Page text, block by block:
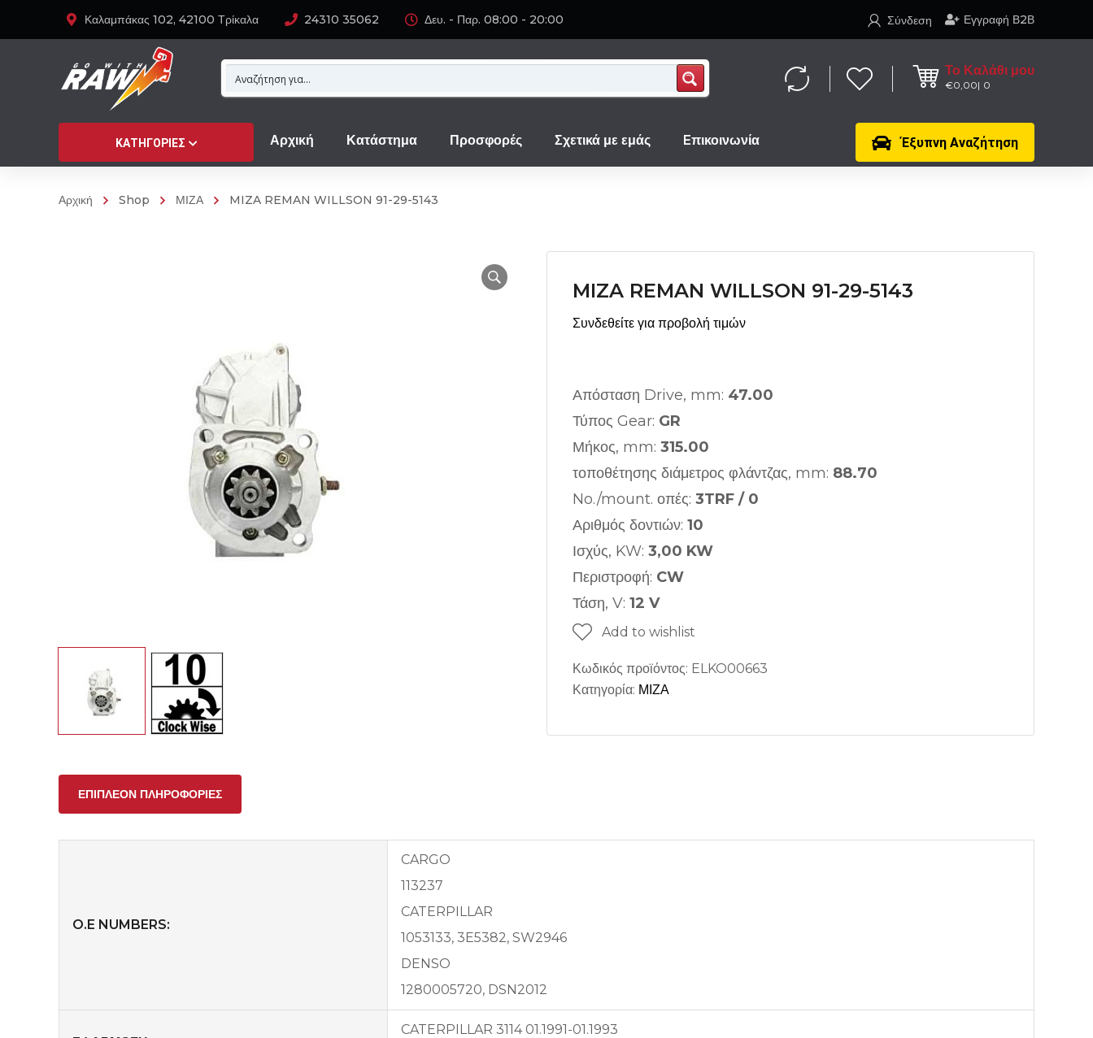
Καλαμπάκας 102, 42100 Τρίκαλα 24310 35062 Δευ. - Παρ. 08:00 - 20:00 Εγγραφή Β2Β
Σύνδεση
Το Καλάθι μου
€0,00 0
Έξυπνη Αναζήτηση
ΚΑΤΗΓΟΡΊΕΣ Αρχική Κατάστημα Προσφορές Σχετικά με εμάς Eπικοινωνία
Αρχική Shop ΜΙΖΑ MIZA REMAN WILLSON 91-29-5143
MIZA REMAN WILLSON 91-29-5143
Συνδεθείτε για προβολή τιμών
Απόσταση Drive, mm: 47.00
Τύπος Gear: GR
Μήκος, mm: 315.00
τοποθέτησης διάμετρος φλάντζας, mm: 88.70
No./mount. οπές: 3TRF / 0
Αριθμός δοντιών: 10
Ισχύς, KW: 3,00 KW
Περιστροφή: CW
Τάση, V: 12 V
Add to wishlist
Κωδικός προϊόντος: ELKO00663
Κατηγορία: ΜΙΖΑ
ΕΠΙΠΛΈΟΝ ΠΛΗΡΟΦΟΡΊΕΣ
O.E NUMBERS:
CARGO
113237
CATERPILLAR
1053133, 3E5382, SW2946
DENSO
1280005720, DSN2012
CATERPILLAR 3114 01.1991-01.1993